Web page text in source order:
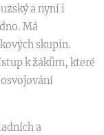
a nyní i
Má
skupin.
k žákům, které
a